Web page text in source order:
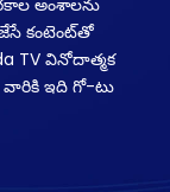
అంశాలను
కంటెంట్‌తో
TV వినోదాత్మక
ఇది గో-టు